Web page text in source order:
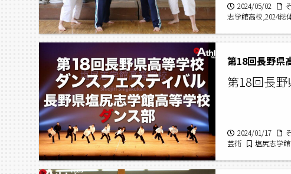
2024/05/02
志学館高校,2024総
第18回長野県
第18回長
2024/01/17
芸術
塩尻志学